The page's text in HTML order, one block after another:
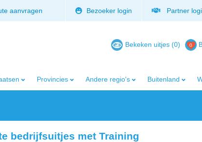
aanvragen Bezoeker login Partner
Bekeken uitjes (0)
Provincies Andere regio's Buitenland
bedrijfsuitjes met Training